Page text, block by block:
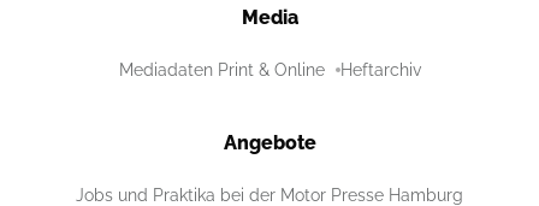
Media
Mediadaten Print & Online Heftarchiv
Angebote
Jobs und Praktika bei der Motor Presse Hamburg